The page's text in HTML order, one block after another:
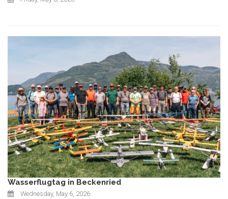
Wasserflugtag in Beckenried
Wednesday, May 6, 2026